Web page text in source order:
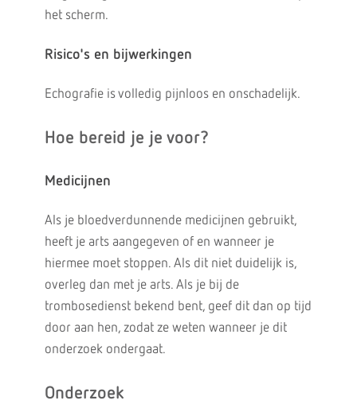
het scherm.
Risico's en bijwerkingen
Echografie is volledig pijnloos en onschadelijk.
Hoe bereid je je voor?
Medicijnen
Als je bloedverdunnende medicijnen gebruikt,
heeft je arts aangegeven of en wanneer je
hiermee moet stoppen. Als dit niet duidelijk is,
overleg dan met je arts. Als je bij de
trombosedienst bekend bent, geef dit dan op tijd
door aan hen, zodat ze weten wanneer je dit
onderzoek ondergaat.
Onderzoek